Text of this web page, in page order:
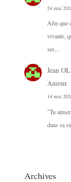
24 mai
Afin que
vivante,
ses…
Jean
Amour
14 mai
"Tu
dans sa
Archives